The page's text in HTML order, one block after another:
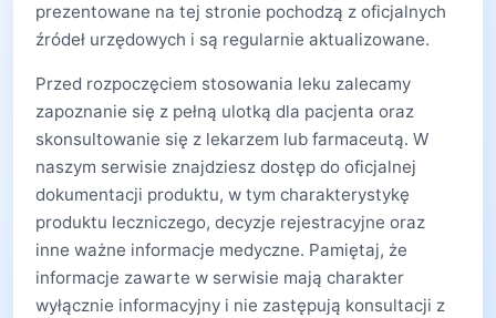
prezentowane na tej stronie pochodzą z oficjalnych
źródeł urzędowych i są regularnie aktualizowane.
Przed rozpoczęciem stosowania leku zalecamy
zapoznanie się z pełną ulotką dla pacjenta oraz
skonsultowanie się z lekarzem lub farmaceutą. W
naszym serwisie znajdziesz dostęp do oficjalnej
dokumentacji produktu, w tym charakterystykę
produktu leczniczego, decyzje rejestracyjne oraz
inne ważne informacje medyczne. Pamiętaj, że
informacje zawarte w serwisie mają charakter
wyłącznie informacyjny i nie zastępują konsultacji z